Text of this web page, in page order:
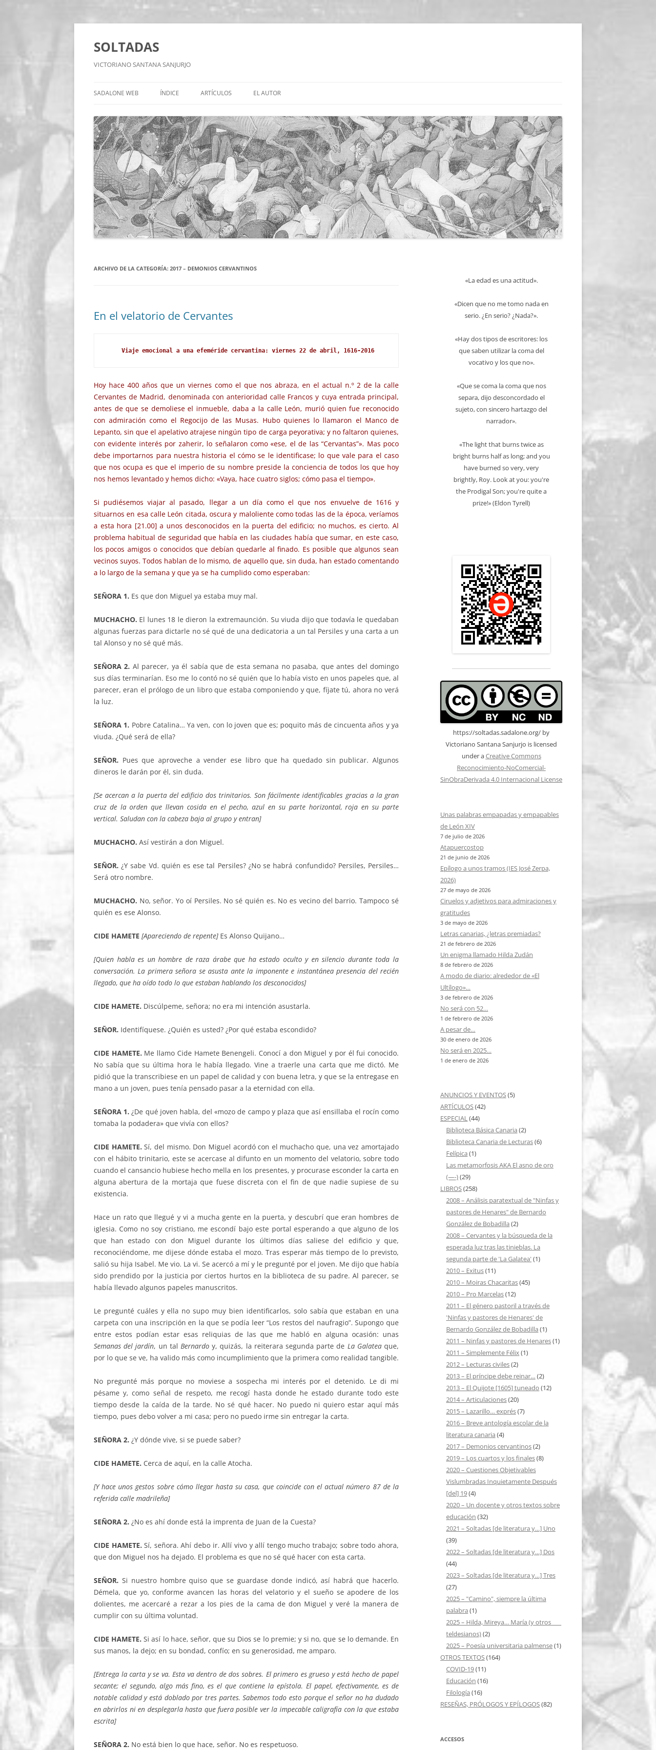
Saltar
SOLTADAS
VICTORIANO SANTANA SANJURJO
SADALONE WEB ÍNDICE ARTÍCULOS EL AUTOR
ARCHIVO DE LA CATEGORÍA: 2017 – DEMONIOS CERVANTINOS
En el velatorio de Cervantes
Viaje emocional a una efeméride cervantina: viernes 22 de abril, 1616-2016
Hoy hace 400 años que un viernes como el que nos abraza, en el actual n.º 2 de la calle
Cervantes de Madrid, denominada con anterioridad calle Francos y cuya entrada principal,
antes de que se demoliese el inmueble, daba a la calle León, murió quien fue reconocido
con admiración como el Regocijo de las Musas. Hubo quienes lo llamaron el Manco de
Lepanto, sin que el apelativo atrajese ningún tipo de carga peyorativa; y no faltaron quienes,
con evidente interés por zaherir, lo señalaron como «ese, el de las “Cervantas”». Mas poco
debe importarnos para nuestra historia el cómo se le identificase; lo que vale para el caso
que nos ocupa es que el imperio de su nombre preside la conciencia de todos los que hoy
nos hemos levantado y hemos dicho: «Vaya, hace cuatro siglos; cómo pasa el tiempo».
Si pudiésemos viajar al pasado, llegar a un día como el que nos envuelve de 1616 y
situarnos en esa calle León citada, oscura y maloliente como todas las de la época, veríamos
a esta hora [21.00] a unos desconocidos en la puerta del edificio; no muchos, es cierto. Al
problema habitual de seguridad que había en las ciudades había que sumar, en este caso,
los pocos amigos o conocidos que debían quedarle al finado. Es posible que algunos sean
vecinos suyos. Todos hablan de lo mismo, de aquello que, sin duda, han estado comentando
a lo largo de la semana y que ya se ha cumplido como esperaban:
SEÑORA 1. Es que don Miguel ya estaba muy mal.
MUCHACHO. El lunes 18 le dieron la extremaunción. Su viuda dijo que todavía le quedaban
algunas fuerzas para dictarle no sé qué de una dedicatoria a un tal Persiles y una carta a un
tal Alonso y no sé qué más.
SEÑORA 2. Al parecer, ya él sabía que de esta semana no pasaba, que antes del domingo
sus días terminarían. Eso me lo contó no sé quién que lo había visto en unos papeles que, al
parecer, eran el prólogo de un libro que estaba componiendo y que, fíjate tú, ahora no verá
la luz.
SEÑORA 1. Pobre Catalina… Ya ven, con lo joven que es; poquito más de cincuenta años y ya
viuda. ¿Qué será de ella?
SEÑOR. Pues que aproveche a vender ese libro que ha quedado sin publicar. Algunos
dineros le darán por él, sin duda.
[Se acercan a la puerta del edificio dos trinitarios. Son fácilmente identificables gracias a la gran
cruz de la orden que llevan cosida en el pecho, azul en su parte horizontal, roja en su parte
vertical. Saludan con la cabeza baja al grupo y entran]
MUCHACHO. Así vestirán a don Miguel.
SEÑOR. ¿Y sabe Vd. quién es ese tal Persiles? ¿No se habrá confundido? Persiles, Persiles…
Será otro nombre.
MUCHACHO. No, señor. Yo oí Persiles. No sé quién es. No es vecino del barrio. Tampoco sé
quién es ese Alonso.
CIDE HAMETE [Apareciendo de repente]Es Alonso Quijano…
[Quien habla es un hombre de raza árabe que ha estado oculto y en silencio durante toda la
conversación. La primera señora se asusta ante la imponente e instantánea presencia del recién
llegado, que ha oído todo lo que estaban hablando los desconocidos]
CIDE HAMETE. Discúlpeme, señora; no era mi intención asustarla.
SEÑOR. Identifíquese. ¿Quién es usted? ¿Por qué estaba escondido?
CIDE HAMETE. Me llamo Cide Hamete Benengeli. Conocí a don Miguel y por él fui conocido.
No sabía que su última hora le había llegado. Vine a traerle una carta que me dictó. Me
pidió que la transcribiese en un papel de calidad y con buena letra, y que se la entregase en
mano a un joven, pues tenía pensado pasar a la eternidad con ella.
SEÑORA 1. ¿De qué joven habla, del «mozo de campo y plaza que así ensillaba el rocín como
tomaba la podadera» que vivía con ellos?
CIDE HAMETE. Sí, del mismo. Don Miguel acordó con el muchacho que, una vez amortajado
con el hábito trinitario, este se acercase al difunto en un momento del velatorio, sobre todo
cuando el cansancio hubiese hecho mella en los presentes, y procurase esconder la carta en
alguna abertura de la mortaja que fuese discreta con el fin de que nadie supiese de su
existencia.
Hace un rato que llegué y vi a mucha gente en la puerta, y descubrí que eran hombres de
iglesia. Como no soy cristiano, me escondí bajo este portal esperando a que alguno de los
que han estado con don Miguel durante los últimos días saliese del edificio y que,
reconociéndome, me dijese dónde estaba el mozo. Tras esperar más tiempo de lo previsto,
salió su hija Isabel. Me vio. La vi. Se acercó a mí y le pregunté por el joven. Me dijo que había
sido prendido por la justicia por ciertos hurtos en la biblioteca de su padre. Al parecer, se
había llevado algunos papeles manuscritos.
Le pregunté cuáles y ella no supo muy bien identificarlos, solo sabía que estaban en una
carpeta con una inscripción en la que se podía leer “Los restos del naufragio”. Supongo que
entre estos podían estar esas reliquias de las que me habló en alguna ocasión: unas
Semanas del jardín, un talBernardo y, quizás, la reiterara segunda parte de La Galateaque,
por lo que se ve, ha valido más como incumplimiento que la primera como realidad tangible.
No pregunté más porque no moviese a sospecha mi interés por el detenido. Le di mi
pésame y, como señal de respeto, me recogí hasta donde he estado durante todo este
tiempo desde la caída de la tarde. No sé qué hacer. No puedo ni quiero estar aquí más
tiempo, pues debo volver a mi casa; pero no puedo irme sin entregar la carta.
SEÑORA 2. ¿Y dónde vive, si se puede saber?
CIDE HAMETE. Cerca de aquí, en la calle Atocha.
[Y hace unos gestos sobre cómo llegar hasta su casa, que coincide con el actual número 87 de la
referida calle madrileña]
SEÑORA 2. ¿No es ahí donde está la imprenta de Juan de la Cuesta?
CIDE HAMETE. Sí, señora. Ahí debo ir. Allí vivo y allí tengo mucho trabajo; sobre todo ahora,
que don Miguel nos ha dejado. El problema es que no sé qué hacer con esta carta.
SEÑOR. Si nuestro hombre quiso que se guardase donde indicó, así habrá que hacerlo.
Démela, que yo, conforme avancen las horas del velatorio y el sueño se apodere de los
dolientes, me acercaré a rezar a los pies de la cama de don Miguel y veré la manera de
cumplir con su última voluntad.
CIDE HAMETE. Si así lo hace, señor, que su Dios se lo premie; y si no, que se lo demande. En
sus manos, la dejo; en su bondad, confío; en su generosidad, me amparo.
[Entrega la carta y se va. Esta va dentro de dos sobres. El primero es grueso y está hecho de papel
secante; el segundo, algo más fino, es el que contiene la epístola. El papel, efectivamente, es de
notable calidad y está doblado por tres partes. Sabemos todo esto porque el señor no ha dudado
en abrirlos ni en desplegarla hasta que fuera posible ver la impecable caligrafía con la que estaba
escrita]
SEÑORA 2. No está bien lo que hace, señor. No es respetuoso.
«La edad es una actitud».
«Dicen que no me tomo nada en
serio. ¿En serio? ¿Nada?».
«Hay dos tipos de escritores: los
que saben utilizar la coma del
vocativo y los que no».
«Que se coma la coma que nos
separa, dijo desconcordado el
sujeto, con sincero hartazgo del
narrador».
«The light that burns twice as
bright burns half as long; and you
have burned so very, very
brightly, Roy. Look at you: you're
the Prodigal Son; you're quite a
prize!» (Eldon Tyrell)
https://soltadas.sadalone.org/ by
Victoriano Santana Sanjurjo is licensed
under aCreative Commons
Reconocimiento-NoComercial-
SinObraDerivada 4.0 Internacional License
Unas palabras empapadas y empapables
de León XIV
7 de julio de 2026
Atapuercostop
21 de junio de 2026
Epílogo a unos tramos (IES José Zerpa,
2026)
27 de mayo de 2026
Ciruelos y adjetivos para admiraciones y
gratitudes
3 de mayo de 2026
Letras canarias, ¿letras premiadas?
21 de febrero de 2026
Un enigma llamado Hilda Zudán
8 de febrero de 2026
A modo de diario: alrededor de «El
Ultílogo»…
3 de febrero de 2026
No será con 52…
1 de febrero de 2026
A pesar de…
30 de enero de 2026
No será en 2025…
1 de enero de 2026
ANUNCIOS Y EVENTOS(5)
ARTÍCULOS(42)
ESPECIAL(44)
Biblioteca Básica Canaria (2)
Biblioteca Canaria de Lecturas(6)
Felípica (1)
Las metamorfosis AKA El asno de oro
(—-)(29)
LIBROS(258)
2008 – Análisis paratextual de "Ninfas y
pastores de Henares" de Bernardo
González de Bobadilla (2)
2008 – Cervantes y la búsqueda de la
esperada luz tras las tinieblas. La
segunda parte de 'La Galatea' (1)
2010 – Exitus(11)
2010 – Moiras Chacaritas(45)
2010 – Pro Marcelas(12)
2011 – El género pastoril a través de
'Ninfas y pastores de Henares' de
Bernardo González de Bobadilla (1)
2011 – Ninfas y pastores de Henares(1)
2011 – Simplemente Félix(1)
2012 – Lecturas civiles(2)
2013 – El príncipe debe reinar… (2)
2013 – El Quijote [1605] tuneado (12)
2014 – Articulaciones(20)
2015 – Lazarillo… exprés(7)
2016 – Breve antología escolar de la
literatura canaria (4)
2017 – Demonios cervantinos(2)
2019 – Los cuartos y los finales(8)
2020 – Cuestiones Objetivables
Vislumbradas Inquietamente Después
[del] 19(4)
2020 – Un docente y otros textos sobre
educación (32)
2021 – Soltadas [de literatura y…] Uno
(39)
2022 – Soltadas [de literatura y…] Dos
(44)
2023 – Soltadas [de literatura y…] Tres
(27)
2025 – "Camino", siempre la última
palabra (1)
2025 – Hilda, Mireya… María (y otros ___
teldesianos)(2)
2025 – Poesía universitaria palmense(1)
OTROS TEXTOS(164)
COVID-19(11)
Educación (16)
Filología (16)
RESEÑAS, PRÓLOGOS Y EPÍLOGOS(82)
ACCESOS